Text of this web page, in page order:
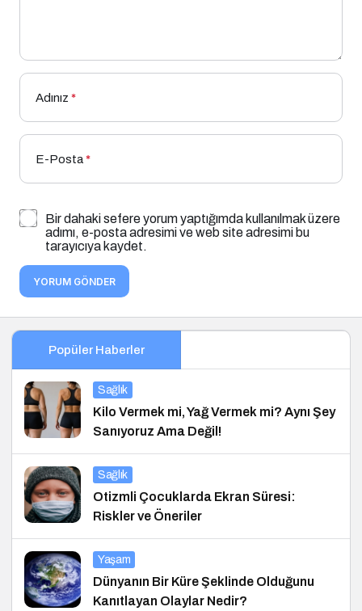
Adınız *
E-Posta*
Bir dahaki sefere yorum yaptığımda kullanılmak üzere
adımı, e-posta adresimi ve web site adresimi bu
tarayıcıya kaydet.
YORUM GÖNDER
Popüler Haberler
Sağlık
Kilo Vermek mi, Yağ Vermek mi? Aynı Şey
Sanıyoruz Ama Değil!
Sağlık
Otizmli Çocuklarda Ekran Süresi:
Riskler ve Öneriler
Yaşam
Dünyanın Bir Küre Şeklinde Olduğunu
Kanıtlayan Olaylar Nedir?